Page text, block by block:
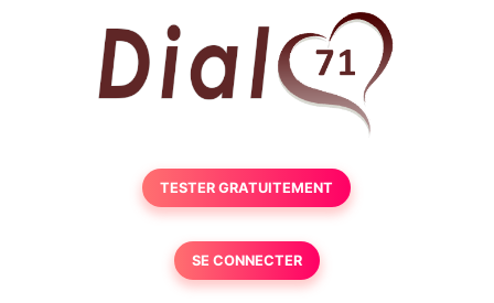
TESTER GRATUITEMENT
SE CONNECTER